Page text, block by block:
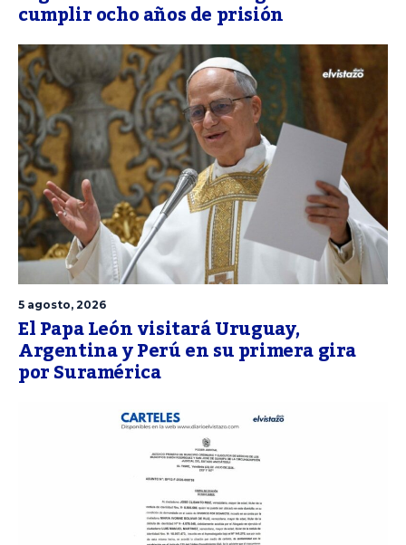
cumplir ocho años de prisión
5 agosto, 2026
El Papa León visitará Uruguay,
Argentina y Perú en su primera gira
por Suramérica